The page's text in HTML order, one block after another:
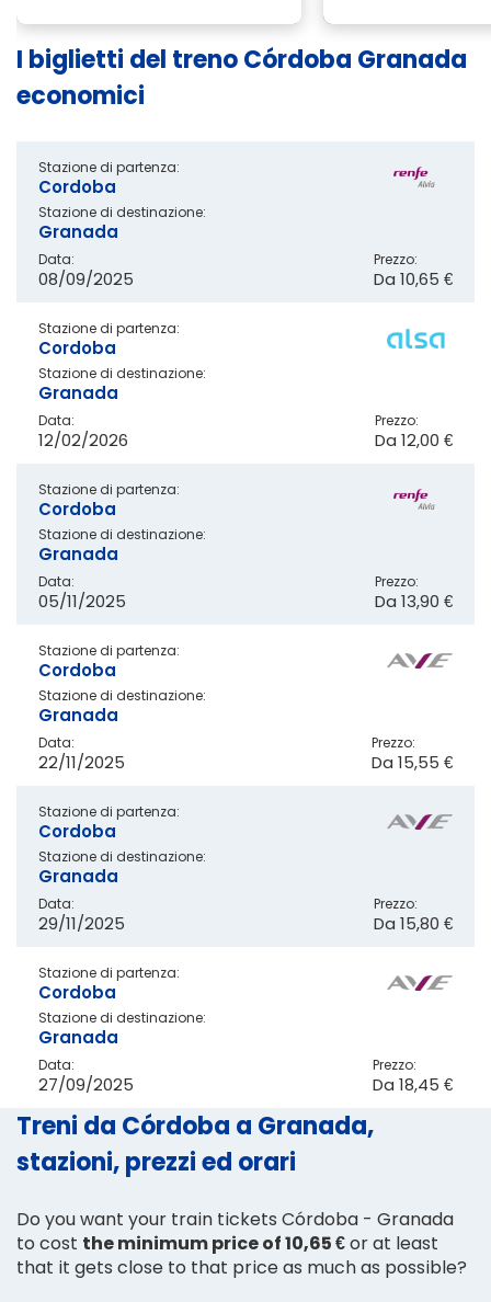
I biglietti del treno Córdoba Granada
economici
Stazione di partenza:
Cordoba
Stazione di destinazione:
Granada
Data:
08/09/2025
Prezzo:
Da 10,65 €
Stazione di partenza:
Cordoba
Stazione di destinazione:
Granada
Data:
12/02/2026
Prezzo:
Da 12,00 €
Stazione di partenza:
Cordoba
Stazione di destinazione:
Granada
Data:
05/11/2025
Prezzo:
Da 13,90 €
Stazione di partenza:
Cordoba
Stazione di destinazione:
Granada
Data:
22/11/2025
Prezzo:
Da 15,55 €
Stazione di partenza:
Cordoba
Stazione di destinazione:
Granada
Data:
29/11/2025
Prezzo:
Da 15,80 €
Stazione di partenza:
Cordoba
Stazione di destinazione:
Granada
Data:
27/09/2025
Prezzo:
Da 18,45 €
Treni da Córdoba a Granada,
stazioni, prezzi ed orari
Do you want your train tickets Córdoba - Granada
to cost the minimum price of 10,65 €or at least
that it gets close to that price as much as possible?